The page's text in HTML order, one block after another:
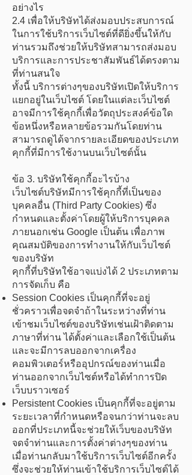
อย่างไร
2.4 เพื่อให้บริษัทได้ส่งมอบประสบการณ์
ในการใช้บริการเว็บไซต์ที่ดียิ่งขึ้นให้กับ
ท่านรวมถึงช่วยให้บริษัทสามารถส่งมอบ
บริการและการประชาสัมพันธ์ได้ตรงตาม
ที่ท่านสนใจ
ทั้งนี้ บริการต่างๆของบริษัทเปิดให้บริการ
แยกอยู่ในเว็บไซต์ โดยในแต่ละเว็บไซต์
อาจมีการใช้คุกกี้เพื่อวัตถุประสงค์ข้อใด
ข้อหนึ่งหรือหลายข้อรวมกันโดยท่าน
สามารถดูได้จากรายละเอียดของประเภท
คุกกี้ที่มีการใช้งานบนเว็บไซต์นั้น
ข้อ 3. บริษัทใช้คุกกี้อะไรบ้าง
เว็บไซต์บริษัทมีการใช้คุกกี้ที่เป็นของ
บุคคลอื่น (Third Party Cookies) ซึ่ง
กำหนดและตั้งค่าโดยผู้ให้บริการบุคคล
ภายนอกเช่น Google เป็นต้น เพื่อภาพ
คุณสมบัติของการทำงานให้กับเว็บไซต์
ของบริษัท
คุกกี้ที่บริษัทใช้อาจแบ่งได้ 2 ประเภทตาม
การจัดเก็บ คือ
Session Cookies เป็นคุกกี้ที่จะอยู่
ชั่วคราวเพื่อจดจำถ้าในระหว่างที่ท่าน
เข้าชมเว็บไซต์ของบริษัทเช่นเฝ้าติดตาม
ภาษาที่ท่าน ได้ตั้งค่าและเลือกใช้เป็นต้น
และจะมีการลบออกจากเครื่อง
คอมพิวเตอร์หรืออุปกรณ์ของท่านเมื่อ
ท่านออกจากเว็บไซต์หรือได้ทำการปิด
เว็บบราวเซอร์
Persistent Cookies เป็นคุกกี้ที่จะอยู่ตาม
ระยะเวลาที่กำหนดหรือจนกว่าท่านจะลบ
ออกที่ประเภทนี้จะช่วยให้เว็บของบริษัท
จดจำท่านและการตั้งค่าต่างๆของท่าน
เมื่อท่านกลับมาใช้บริการเว็บไซต์อีกครั้ง
ซึ่งจะช่วยให้ท่านเข้าใช้บริการเว็บไซต์ได้